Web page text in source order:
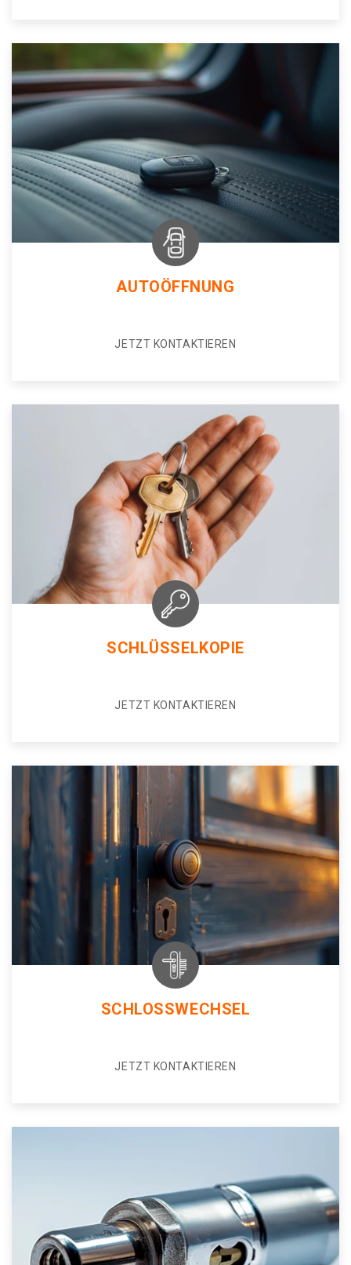
AUTOÖFFNUNG
JETZT KONTAKTIEREN
SCHLÜSSELKOPIE
JETZT KONTAKTIEREN
SCHLOSSWECHSEL
JETZT KONTAKTIEREN